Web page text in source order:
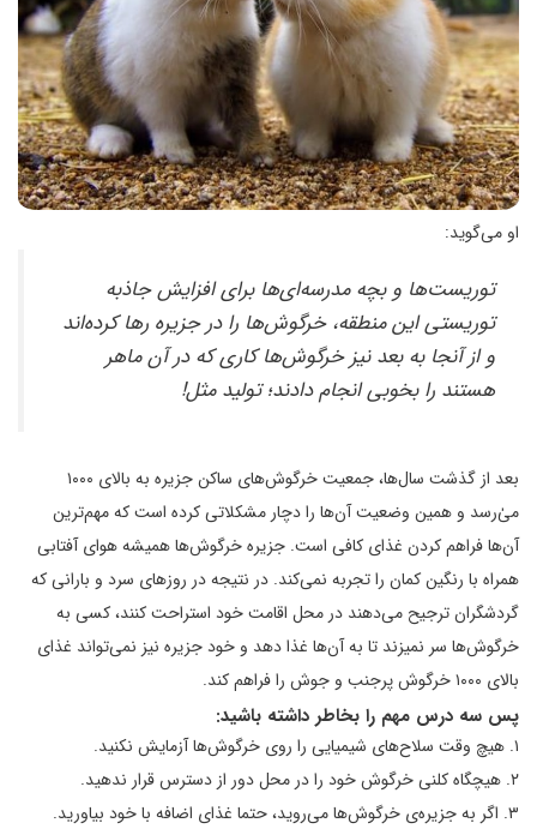
او می‌گوید:
توریست‌ها و بچه مدرسه‌ای‌ها برای افزایش جاذبه
توریستی این منطقه، خرگوش‌ها را در جزیره رها کرده‌اند
و از آنجا به بعد نیز خرگوش‌ها کاری که در آن ماهر
هستند را بخوبی انجام دادند؛ تولید مثل!
بعد از گذشت سال‌ها، جمعیت خرگوش‌های ساکن جزیره به بالای ۱۰۰۰
میٰ‌رسد و همین وضعیت آن‌ها را دچار مشکلاتی کرده است که مهم‌ترین
آن‌ها فراهم کردن غذای کافی است. جزیره خرگوش‌ها همیشه هوای آفتابی
همراه با رنگین کمان را تجربه نمی‌کند. در نتیجه در روزهای سرد و بارانی که
گردشگران ترجیح می‌دهند در محل اقامت خود استراحت کنند، کسی به
خرگوش‌ها سر نمیزند تا به آن‌ها غذا دهد و خود جزیره نیز نمی‌تواند غذای
بالای ۱۰۰۰ خرگوش پرجنب و جوش را فراهم کند.
پس سه درس مهم را بخاطر داشته باشید:
۱. هیچ وقت سلاح‌های شیمیایی را روی خرگوش‌ها آزمایش نکنید.
۲. هیچگاه کلنی خرگوش خود را در محل دور از دسترس قرار ندهید.
۳. اگر به جزیره‌ی خرگوش‌ها می‌روید، حتما غذای اضافه با خود بیاورید.